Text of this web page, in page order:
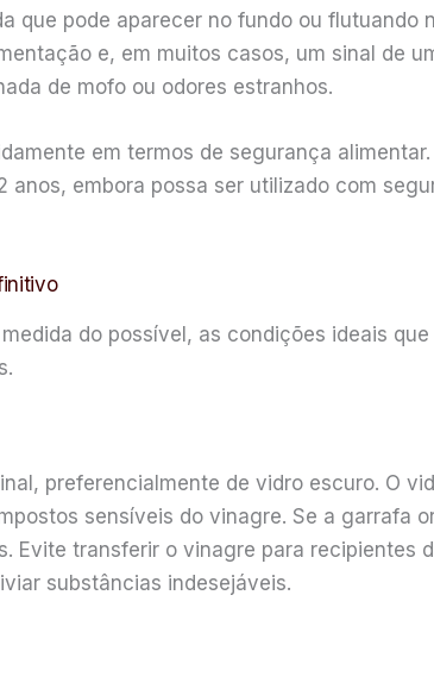
pode aparecer no fundo ou flutuando
e, em muitos casos, um sinal de
de mofo ou odores estranhos.
em termos de segurança
embora possa ser utilizado com
do possível, as condições ideais
preferencialmente de vidro escuro. O
sensíveis do vinagre. Se a garrafa
Evite transferir o vinagre para recipientes
substâncias indesejáveis.